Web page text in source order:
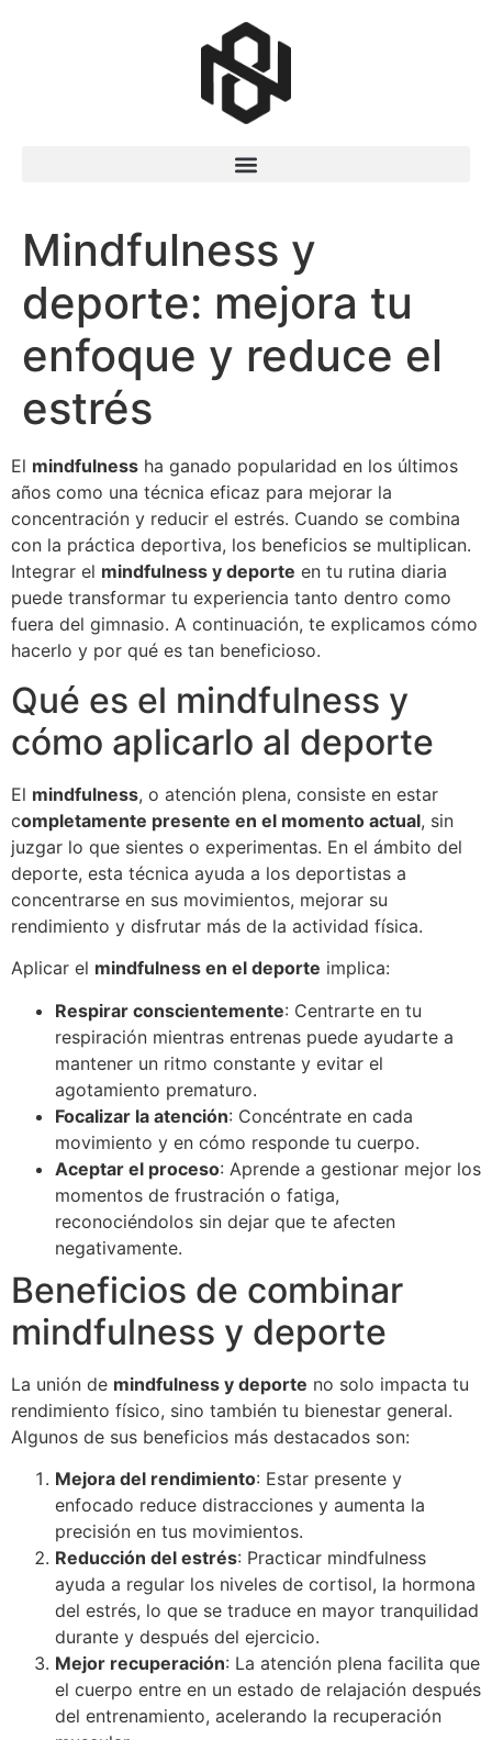
Mindfulness y
deporte: mejora tu
enfoque y reduce el
estrés
El mindfulness ha ganado popularidad en los últimos
años como una técnica eficaz para mejorar la
concentración y reducir el estrés. Cuando se combina
con la práctica deportiva, los beneficios se multiplican.
Integrar el mindfulness y deporte en tu rutina diaria
puede transformar tu experiencia tanto dentro como
fuera del gimnasio. A continuación, te explicamos cómo
hacerlo y por qué es tan beneficioso.
Qué es el mindfulness y
cómo aplicarlo al deporte
El mindfulness, o atención plena, consiste en estar
completamente presente en el momento actual, sin
juzgar lo que sientes o experimentas. En el ámbito del
deporte, esta técnica ayuda a los deportistas a
concentrarse en sus movimientos, mejorar su
rendimiento y disfrutar más de la actividad física.
Aplicar el mindfulness en el deporte implica:
Respirar conscientemente: Centrarte en tu
respiración mientras entrenas puede ayudarte a
mantener un ritmo constante y evitar el
agotamiento prematuro.
Focalizar la atención: Concéntrate en cada
movimiento y en cómo responde tu cuerpo.
Aceptar el proceso: Aprende a gestionar mejor los
momentos de frustración o fatiga,
reconociéndolos sin dejar que te afecten
negativamente.
Beneficios de combinar
mindfulness y deporte
La unión de mindfulness y deporte no solo impacta tu
rendimiento físico, sino también tu bienestar general.
Algunos de sus beneficios más destacados son:
Mejora del rendimiento: Estar presente y
enfocado reduce distracciones y aumenta la
precisión en tus movimientos.
Reducción del estrés: Practicar mindfulness
ayuda a regular los niveles de cortisol, la hormona
del estrés, lo que se traduce en mayor tranquilidad
durante y después del ejercicio.
Mejor recuperación: La atención plena facilita que
el cuerpo entre en un estado de relajación después
del entrenamiento, acelerando la recuperación